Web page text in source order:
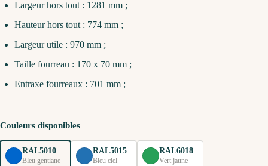
Largeur hors tout : 1281 mm ;
Hauteur hors tout : 774 mm ;
Largeur utile : 970 mm ;
Taille fourreau : 170 x 70 mm ;
Entraxe fourreaux : 701 mm ;
Couleurs disponibles
RAL5010
Bleu gentiane
RAL5015
Bleu ciel
RAL6018
Vert jaune